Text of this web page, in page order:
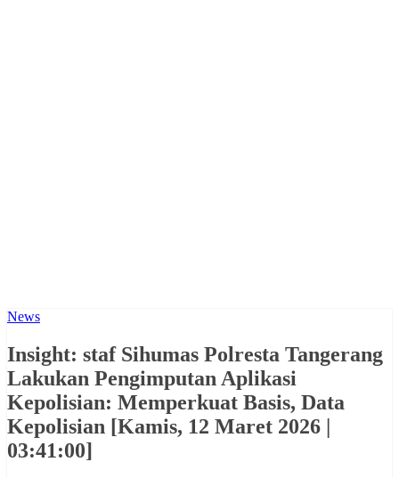
News
Insight: staf Sihumas Polresta Tangerang
Lakukan Pengimputan Aplikasi
Kepolisian: Memperkuat Basis, Data
Kepolisian [Kamis, 12 Maret 2026 |
03:41:00]